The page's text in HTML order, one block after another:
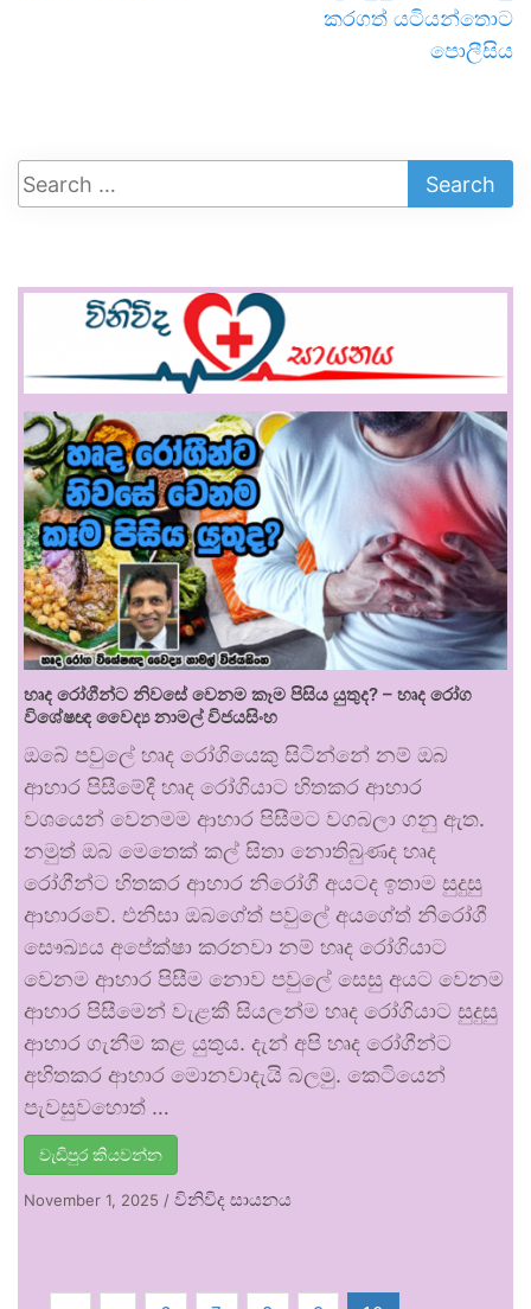
කරගත් යටියන්තොට
පොලීසිය
හෘද රෝගීන්ට නිවසේ වෙනම කෑම පිසිය යුතුද? – හෘද රෝග
විශේෂඥ වෛද්‍ය නාමල් විජයසිංහ
ඔබේ පවුලේ හෘද රෝගියෙකු සිටින්නේ නම් ඔබ
ආහාර පිසීමේදී හෘද රෝගියාට හිතකර ආහාර
වශයෙන් වෙනමම ආහාර පිසීමට වගබලා ගනු ඇත.
නමුත් ඔබ මෙතෙක් කල් සිතා නොතිබුණද හෘද
රෝගීන්ට හිතකර ආහාර නිරෝගී අයටද ඉතාම සුදුසු
ආහාරවේ. එනිසා ඔබගේත් පවුලේ අයගේත් නිරෝගී
සෞඛ්‍යය අපේක්ෂා කරනවා නම් හෘද රෝගියාට
වෙනම ආහාර පිසීම නොව පවුලේ සෙසු අයට වෙනම
ආහාර පිසීමෙන් වැළකී සියලන්ම හෘද රෝගියාට සුදුසු
ආහාර ගැනීම කළ යුතුය. දැන් අපි හෘද රෝගීන්ට
අහිතකර ආහාර මොනවාදැයි බලමු. කෙටියෙන්
පැවසුවහොත් …
වැඩිපුර කියවන්න
November 1, 2025 / විනිවිද සායනය